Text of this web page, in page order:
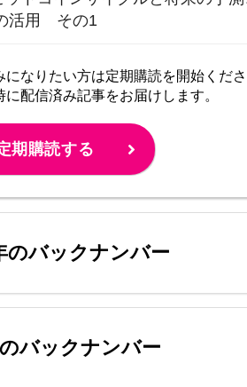
活用 その1
になりたい方は定期購読を開始くださ
に配信済み記事をお届けします。
期購読する
のバックナンバー
バックナンバー